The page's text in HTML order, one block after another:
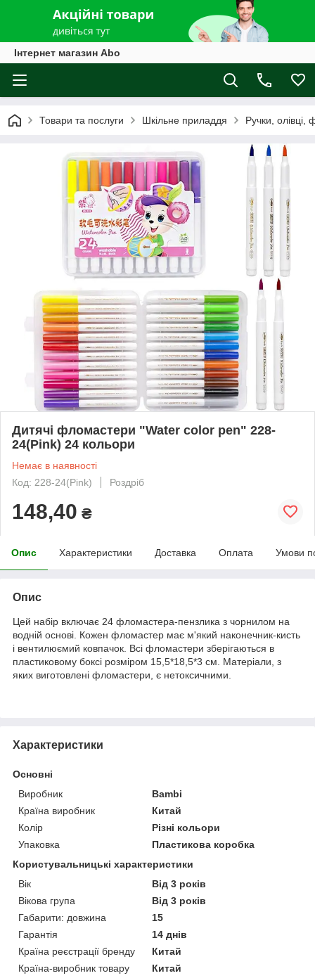
Інтернет магазин Abo
Товари та послуги Шкільне приладдя Ручки,
Дитячі фломастери "Water color pen" 228-
24(Pink) 24 кольори
Немає в наявності
Код: 228-24(Pink)
Роздріб
148,40 ₴
Опис Характеристики Доставка Оплата Умови
Опис
Цей набір включає 24 фломастера-пензлика з чорнилом на
водній основі. Кожен фломастер має м'який наконечник-кисть
і вентилюємий ковпачок. Всі фломастери зберігаються в
пластиковому боксі розміром 15,5*18,5*3 см. Матеріали, з
яких виготовлені фломастери, є нетоксичними.
Характеристики
Основні
Виробник
Bambi
Країна виробник
Китай
Колір
Різні кольори
Упаковка
Пластикова коробка
Користувальницькі характеристики
Вік
Від 3 років
Вікова група
Від 3 років
Габарити: довжина
15
Гарантія
14 днів
Країна реєстрації бренду
Китай
Країна-виробник товару
Китай